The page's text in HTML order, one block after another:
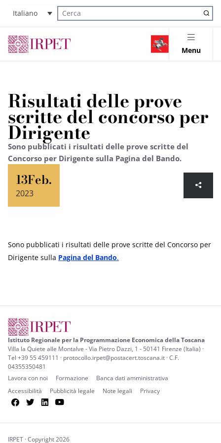
Italiano
Cerca nel sito
Menu
Risultati delle prove
scritte del concorso per
Dirigente
Sono pubblicati i risultati delle prove scritte del
Concorso per Dirigente sulla Pagina del Bando.
13Feb.
2023
Sono pubblicati i risultati delle prove scritte del Concorso per
Dirigente sulla Pagina del Bando.
Istituto Regionale per la Programmazione Economica della Toscana
Villa la Quiete alle Montalve - Via Pietro Dazzi, 1 - 50141 Firenze (Italia) ·
Tel +39 55 459111 · protocollo.irpet@postacert.toscana.it · C.F.
04355350481
Lavora con noi
Formazione
Banca dati amministrativa
Accessibilità
Pubblicità legale Note legali Privacy
Facebook
TwitterLinkedIn
IRPET · Copyright 2026